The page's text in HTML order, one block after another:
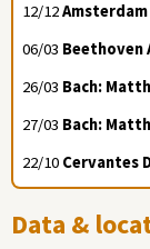
12/12
06/03 Beethoven
26/03 Bach:
27/03 Bach:
22/10 Cervantes
Data &